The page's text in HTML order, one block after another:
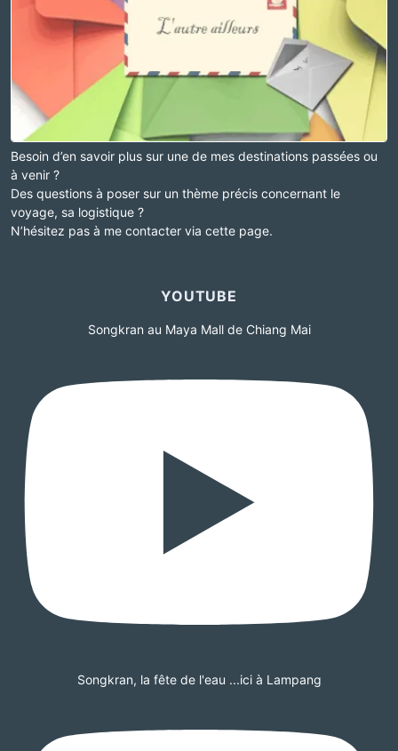
Besoin d’en savoir plus sur une de mes destinations passées ou
à venir ?
Des questions à poser sur un thème précis concernant le
voyage, sa logistique ?
N’hésitez pas à me contacter via cette page.
YOUTUBE
Songkran au Maya Mall de Chiang Mai
Songkran, la fête de l'eau ...ici à Lampang